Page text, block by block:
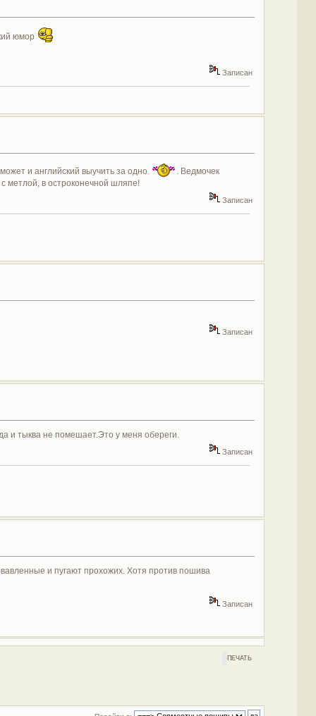
юмор
Записан
и английский выучить за одно.
. Ведмочек
метлой, в остроконечной шляпе!
Записан
Записан
и тыква не помешает.Это у меня обереги.
Записан
и пугают прохожих. Хотя против пошива
Записан
ПЕЧАТЬ